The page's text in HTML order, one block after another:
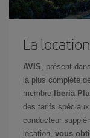
La
AVIS , présent
la plus complète
membre
Iberia
des tarifs
conducteur
location, vous